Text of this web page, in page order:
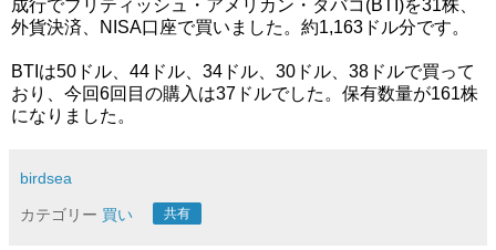
成行でブリティッシュ・アメリカン・タバコ(BTI)を31株、
外貨決済、NISA口座で買いました。約1,163ドル分です。
BTIは50ドル、44ドル、34ドル、30ドル、38ドルで買って
おり、今回6回目の購入は37ドルでした。保有数量が161株
になりました。
birdsea
カテゴリー 買い 共有